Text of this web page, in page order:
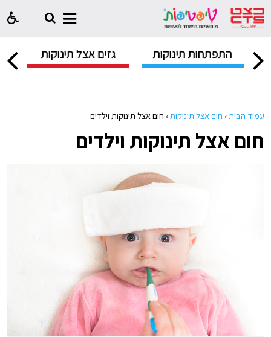
התפתחות תינוקות גזים אצל תינוקות
עמוד הבית› חום אצל תינוקות› חום אצל תינוקות וילדים
חום אצל תינוקות וילדים